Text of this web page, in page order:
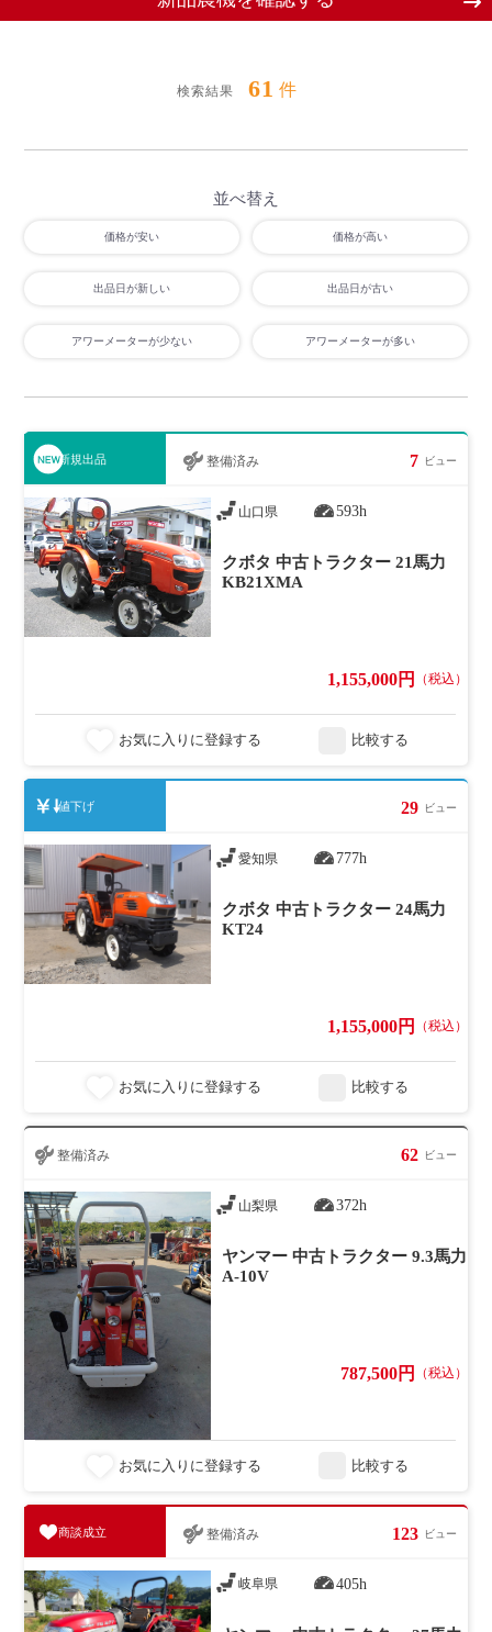
検索結果 61 件
並べ替え
価格が安い 価格が高い
出品日が新しい 出品日が古い
アワーメーターが少ない アワーメーターが多い
新規出品 整備済み 7 ビュー
山口県 593h
クボタ 中古トラクター 21馬力
KB21XMA
1,155,000円 （税込）
お気に入りに登録する 比較する
値下げ 29 ビュー
愛知県 777h
クボタ 中古トラクター 24馬力
KT24
1,155,000円 （税込）
お気に入りに登録する 比較する
整備済み 62 ビュー
山梨県 372h
ヤンマー 中古トラクター 9.3馬力
A-10V
787,500円 （税込）
お気に入りに登録する 比較する
商談成立 整備済み 123 ビュー
岐阜県 405h